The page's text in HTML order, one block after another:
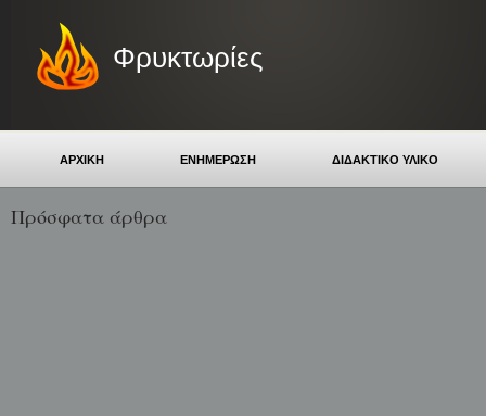
Φρυκτωρίες
ΑΡΧΙΚΗ ΕΝΗΜΕΡΩΣΗ ΔΙΔΑΚΤΙΚΟ ΥΛΙΚΟ
Πρόσφατα άρθρα